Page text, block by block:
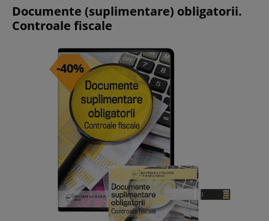
Documente (suplimentare) obligatorii.
Controale fiscale
-40%